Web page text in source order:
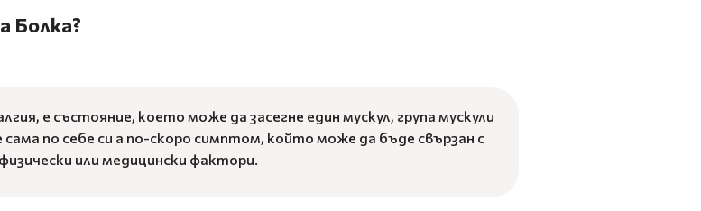
Болка?
е състояние, което може да засегне един мускул, група мускули
по себе си а по-скоро симптом, който може да бъде свързан с
или медицински фактори.